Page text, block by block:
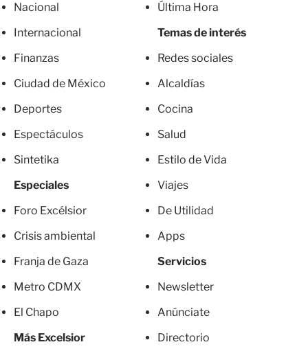
Nacional
Internacional
Finanzas
Ciudad de México
Deportes
Espectáculos
Sintetika
Especiales
Foro Excélsior
Crisis ambiental
Franja de Gaza
Metro CDMX
El Chapo
Más Excelsior
Última Hora
Temas de interés
Redes sociales
Alcaldías
Cocina
Salud
Estilo de Vida
Viajes
De Utilidad
Apps
Servicios
Newsletter
Anúnciate
Directorio